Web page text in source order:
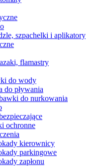
szpachelki i aplikatory
flamastry
do wody
do pływania
do nurkowania
ochronne
kierownicy
parkingowe
zapłonu